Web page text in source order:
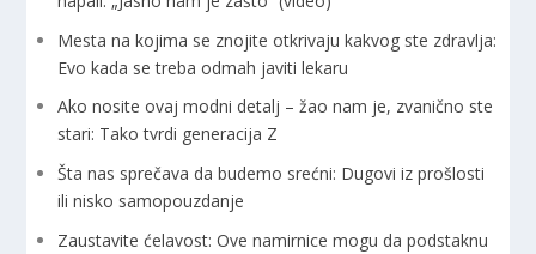
Mesta na kojima se znojite otkrivaju kakvog ste zdravlja:
Evo kada se treba odmah javiti lekaru
Ako nosite ovaj modni detalj – žao nam je, zvanično ste
stari: Tako tvrdi generacija Z
Šta nas sprečava da budemo srećni: Dugovi iz prošlosti
ili nisko samopouzdanje
Zaustavite ćelavost: Ove namirnice mogu da podstaknu